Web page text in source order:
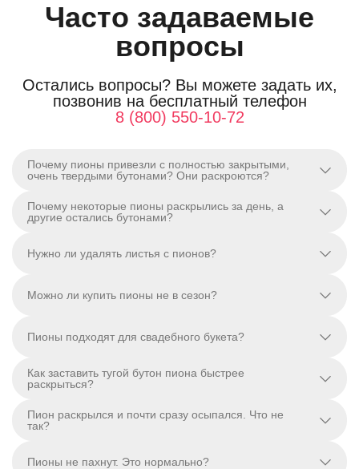
Часто задаваемые
вопросы
Остались вопросы? Вы можете задать их,
позвонив на бесплатный телефон
8 (800) 550-10-72
Почему пионы привезли с полностью закрытыми,
очень твердыми бутонами? Они раскроются?
Почему некоторые пионы раскрылись за день, а
другие остались бутонами?
Нужно ли удалять листья с пионов?
Можно ли купить пионы не в сезон?
Пионы подходят для свадебного букета?
Как заставить тугой бутон пиона быстрее
раскрыться?
Пион раскрылся и почти сразу осыпался. Что не
так?
Пионы не пахнут. Это нормально?